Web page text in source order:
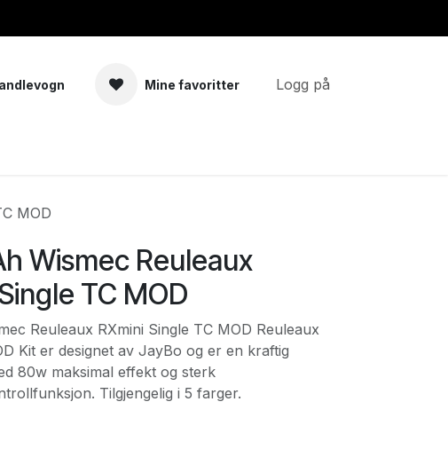
Mine favoritter Logg på
MOD
Wismec Reuleaux
TC MOD
Reuleaux RXmini Single TC MOD Reuleaux
Kit er designet av JayBo og er en kraftig
80w maksimal effekt og sterk
Tilgjengelig i 5 farger.